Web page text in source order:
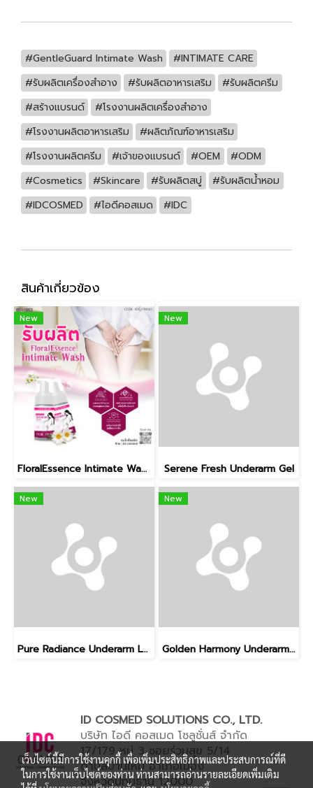
#GentleGuard Intimate Wash
#INTIMATE CARE
#รับผลิตเครื่องสำอาง
#รับผลิตอาหารเสริม
#รับผลิตครีม
#สร้างแบรนด์
#โรงงานผลิตเครื่องสำอาง
#โรงงานผลิตอาหารเสริม
#ผลิตภัณฑ์อาหารเสริม
#โรงงานผลิตครีม
#เจ้าของแบรนด์ #OEM
#ODM
#Cosmetics
#Skincare #รับผลิตสบู่
#รับผลิตน้ำหอม
#IDCOSMED
#ไอดีคอสเมด #IDC
สินค้าเกี่ยวข้อง
New
FloralEssence Intimate Wash
New
Serene Fresh Underarm Gel
New
Pure Radiance Underarm Lotion
New
Golden Harmony Underarm Balm
ID COSMED SOLUTIONS CO., LTD.
บริษัท ไอดี คอสเมด โซลูชั่นส์ จำกัด
17/179 หมู่ 3 ซอยร่วมสุข 5/14
ตำบลบ้านใหม่ อำเภอเมือง
จังหวัดปทุมธานี 12000
เว็บไซต์นี้มีการใช้งานคุกกี้ เพื่อเพิ่มประสิทธิภาพและประสบการณ์ที่ดี
ในการใช้งานเว็บไซต์ของท่าน ท่านสามารถอ่านรายละเอียดเพิ่มเติม